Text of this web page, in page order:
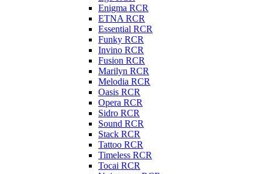
Enigma RCR
ETNA RCR
Essential RCR
Funky RCR
Invino RCR
Fusion RCR
Marilyn RCR
Melodia RCR
Oasis RCR
Opera RCR
Sidro RCR
Sound RCR
Stack RCR
Tattoo RCR
Timeless RCR
Tocai RCR